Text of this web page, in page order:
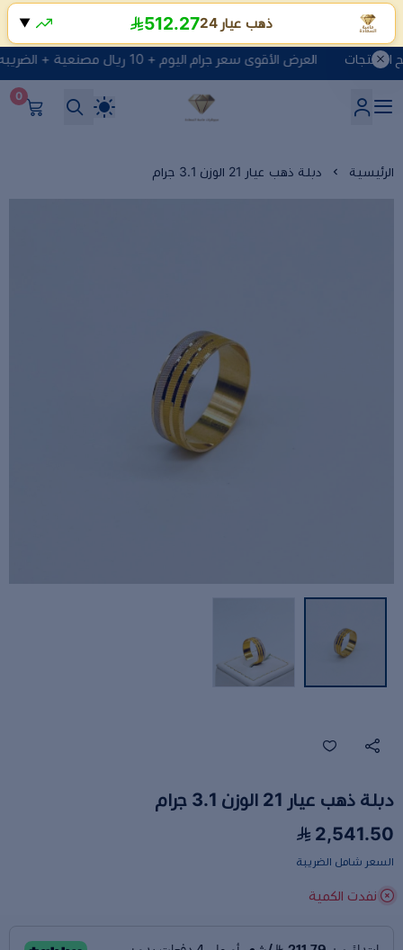
العرض الأقوى سعر جرام اليوم + 10 ريال مصنعية + الضريبه انقر هنا لتصفح المنتجات
شركة ماسة السعادة للذهب
0
الرئيسية دبلة ذهب عيار 21 الوزن 3.1 جرام
دبلة ذهب عيار 21 الوزن 3.1 جرام
2,541.50
السعر شامل الضريبة
نفدت الكمية
ذهب عيار 24 512.27
▼